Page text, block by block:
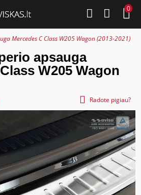
0
Mercedes C Class W205 Wagon (2013-2021)
apsauga
W205 Wagon
Radote pigiau?